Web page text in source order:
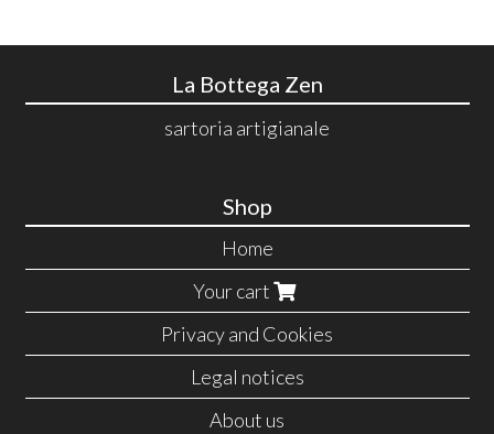
La Bottega Zen
sartoria artigianale
Shop
Home
Your cart
Privacy and Cookies
Legal notices
About us